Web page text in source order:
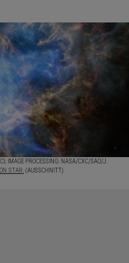
IMAGE PROCESSING: NASA/CXC/SAO/J.
STAR. (AUSSCHNITT)